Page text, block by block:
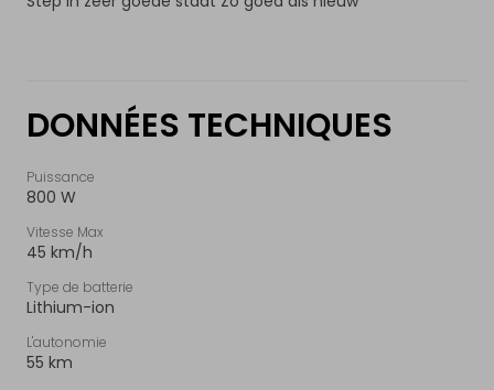
DONNÉES TECHNIQUES
Puissance
800 W
Vitesse Max
45 km/h
Type de batterie
Lithium-ion
L'autonomie
55 km